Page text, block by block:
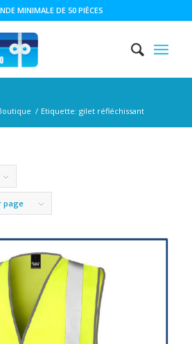
MINIMALE DE 50 PIÈCES
/ Etiquette: gilet réfléchissant
page